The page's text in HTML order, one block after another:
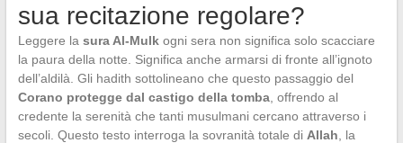
sua recitazione regolare?
Leggere la sura Al-Mulkogni sera non significa solo scacciare
la paura della notte. Significa anche armarsi di fronte all’ignoto
dell’aldilà. Gli hadith sottolineano che questo passaggio del
Corano protegge dal castigo della tomba, offrendo al
credente la serenità che tanti musulmani cercano attraverso i
secoli. Questo testo interroga la sovranità totale di Allah , la